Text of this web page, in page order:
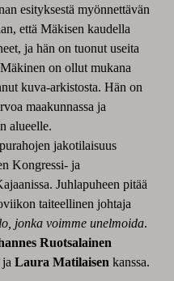
esityksestä myönnettävän
että Mäkisen kaudella
ja hän on tuonut useita
on ollut mukana
kuva-arkistosta. Hän on
maakunnassa ja
alueelle.
jakotilaisuus
Kongressi- ja
Juhlapuheen pitää
taiteellinen johtaja
jonka voimme unelmoida.
Ruotsalainen
ja Laura Matilaisen kanssa.